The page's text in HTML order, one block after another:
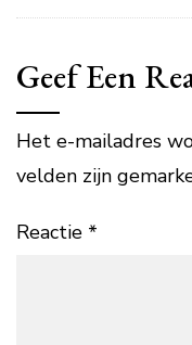
Geef Een
Het e-mailadres
velden zijn
Reactie *